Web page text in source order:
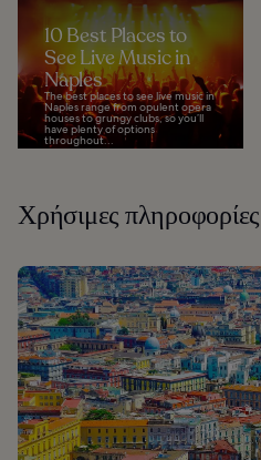
10 Best Places to
See Live Music in
Naples
The best places to see live music in
Naples range from opulent opera
houses to grungy clubs, so you’ll
have plenty of options
throughout...
Χρήσιμες πληροφορίες